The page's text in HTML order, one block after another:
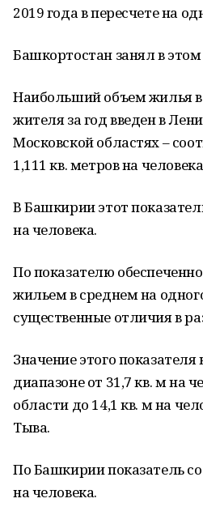
2019 года в пересчете на
Башкортостан занял в этом
Наибольший объем жилья в
жителя за год введен в
Московской областях –
1,111 кв. метров на
В Башкирии этот
на человека.
По показателю
жильем в среднем на
существенные отличия в
Значение этого показателя
диапазоне от 31,7 кв. м на
области до 14,1 кв. м на
Тыва.
По Башкирии показатель
на человека.